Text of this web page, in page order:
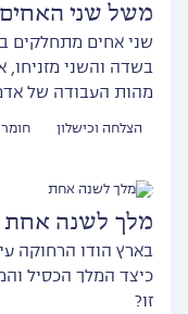
משל שני
שני אחים מתחלקים
בשדה והשני מזניחו,
מהות העבודה של
הצלחה וכישלון חומר
מלך לשנה אחת
בארץ הודו הרחוקה
כיצד המלך הכסיל
זו?